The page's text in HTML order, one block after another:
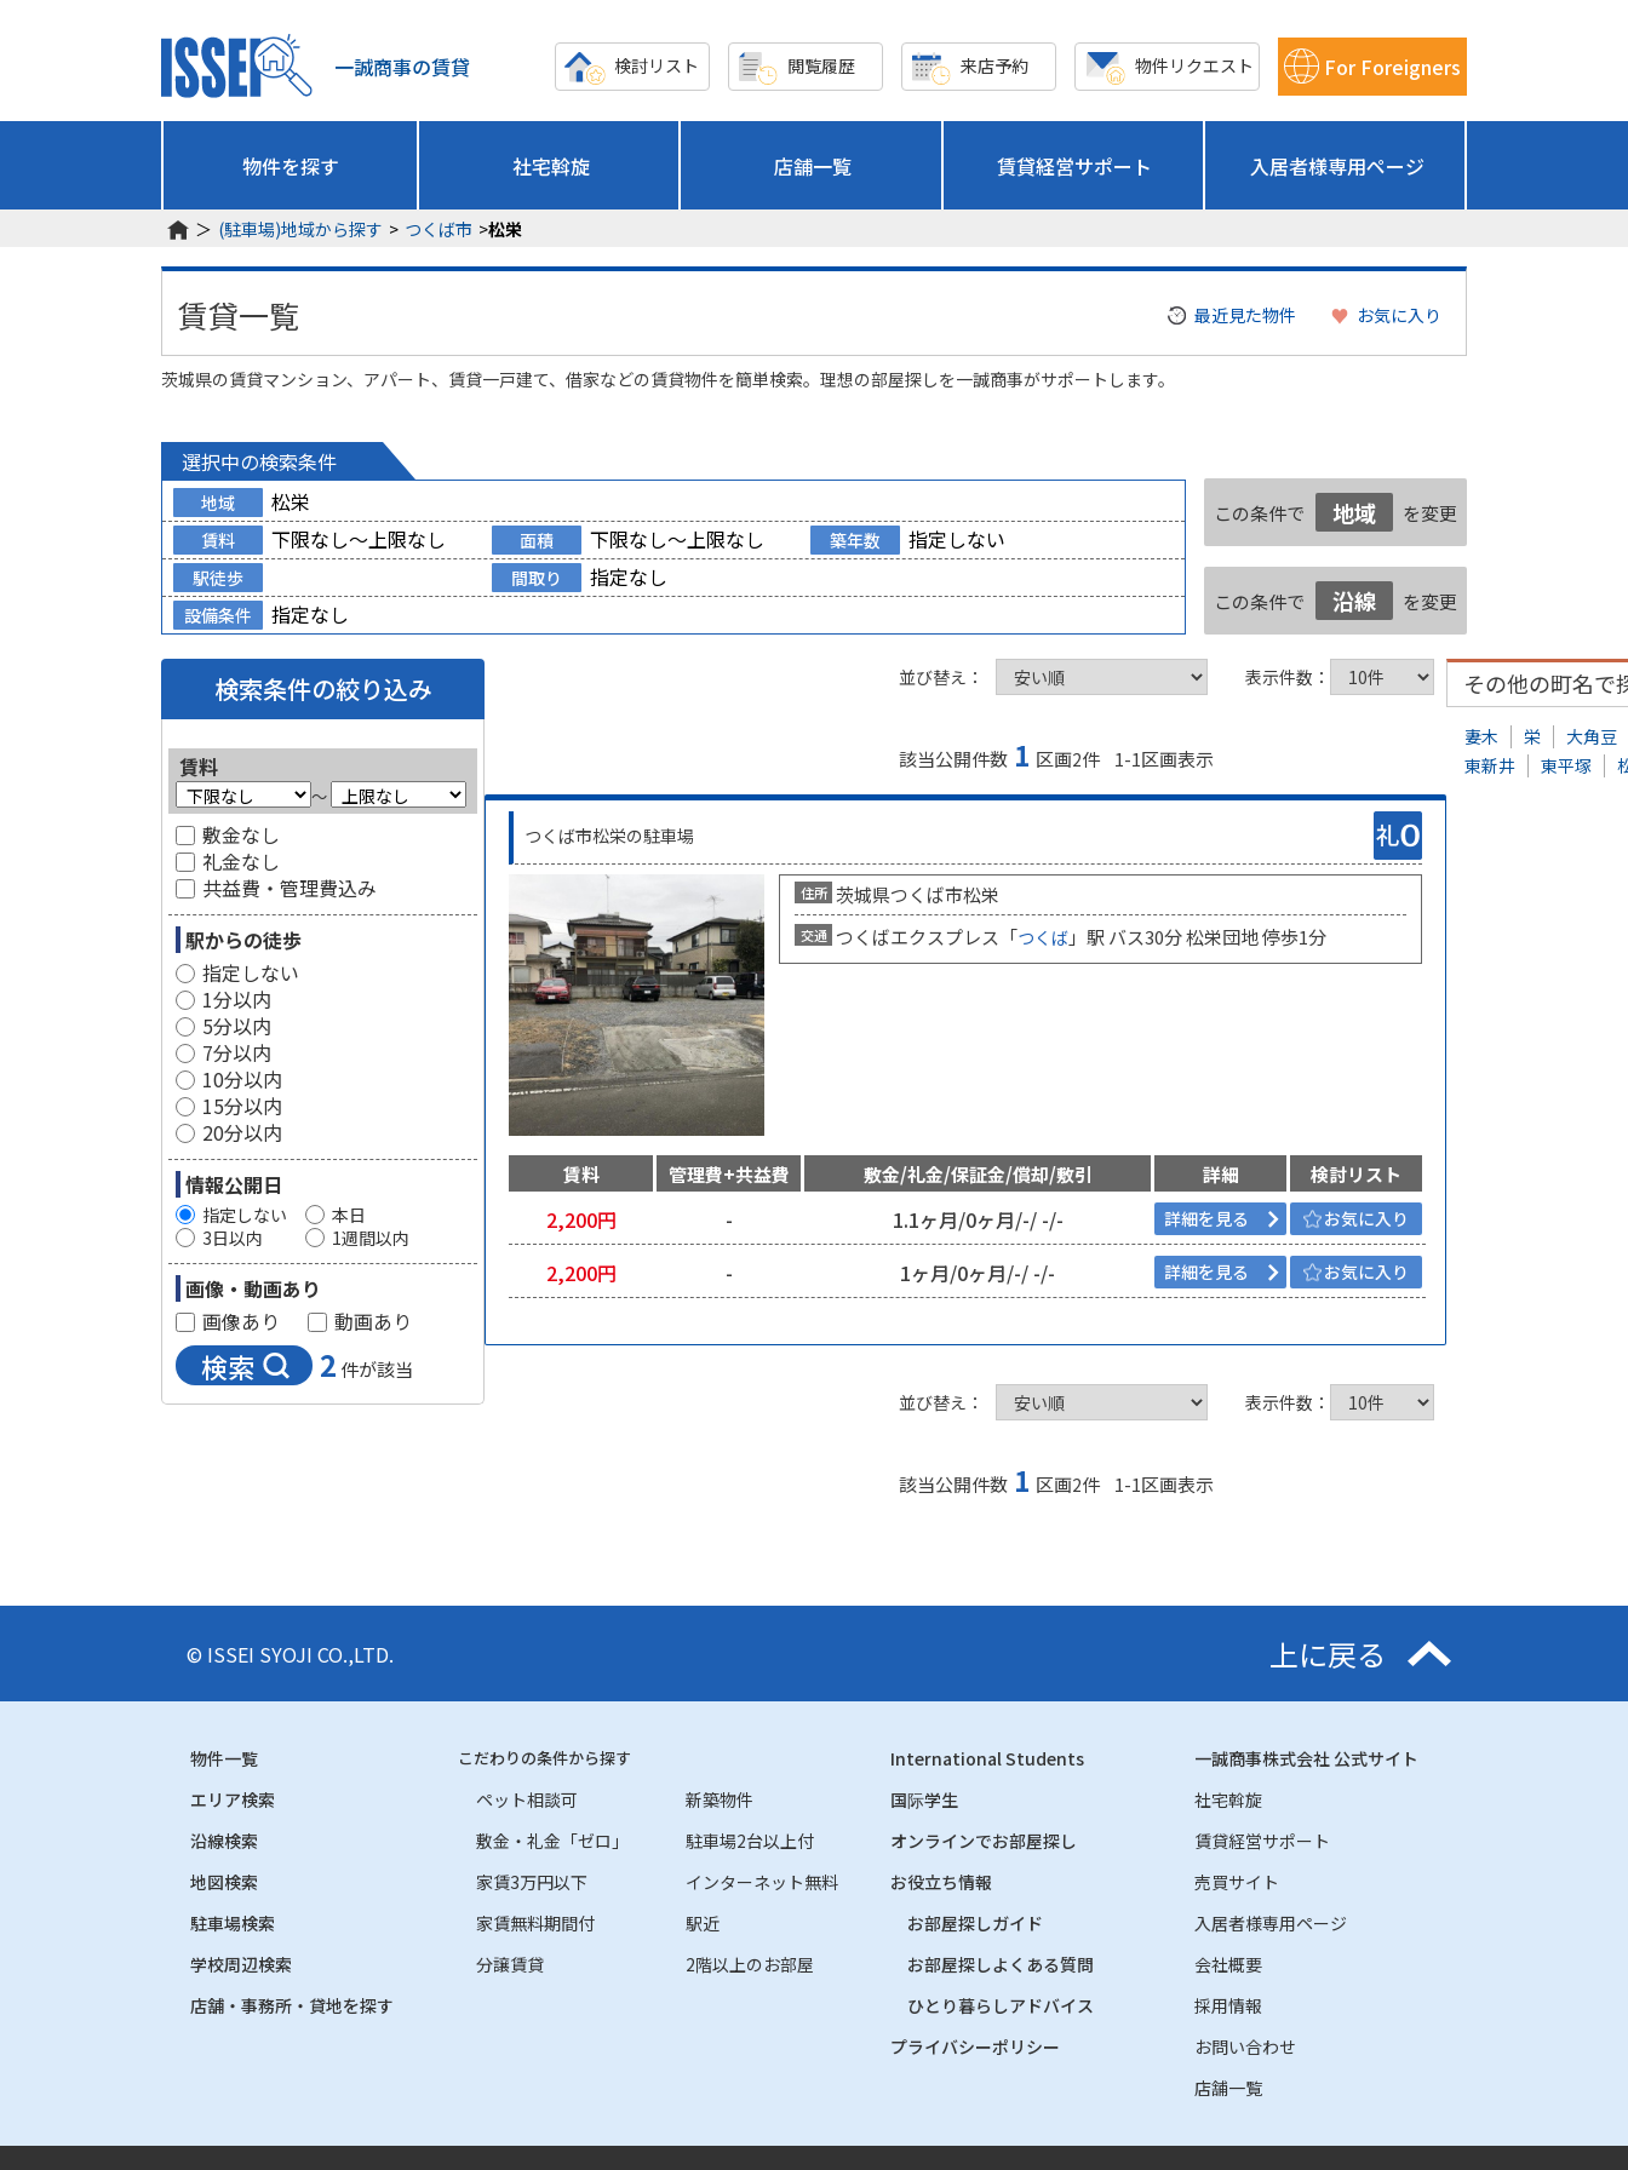
一誠商事の賃貸 検討リスト 閲覧履歴 来店予約 物件リクエスト For Foreigners
物件を探す 社宅斡旋 店舗一覧 賃貸経営サポート 入居者様専用ページ
＞ (駐車場)地域から探す > つくば市 >松栄
賃貸一覧 最近見た物件 お気に入り
茨城県の賃貸マンション、アパート、賃貸一戸建て、借家などの賃貸物件を簡単検索。理想の部屋探しを一誠商事がサポートします。
選択中の検索条件
地域 松栄
賃料 下限なし～上限なし 面積 下限なし～上限なし 築年数 指定しない
駅徒歩 間取り 指定なし
設備条件 指定なし
この条件で 地域 を変更
この条件で 沿線 を変更
検索条件の絞り込み
賃料
～
敷金なし
礼金なし
共益費・管理費込み
駅からの徒歩
指定しない
1分以内
5分以内
7分以内
10分以内
15分以内
20分以内
情報公開日
指定しない
本日
3日以内
1週間以内
画像・動画あり
画像あり
動画あり
検索 2 件が該当
並び替え： 表示件数：
該当公開件数 1 区画2件 1-1区画表示
つくば市松栄の駐車場
住所 茨城県つくば市松栄
交通 つくばエクスプレス「つくば 」駅 バス30分 松栄団地 停歩1分
賃料 管理費+共益費 敷金/礼金/保証金/償却/敷引 詳細 検討リスト
2,200円 - 1.1ヶ月/0ヶ月/-/ -/- 詳細を見る お気に入り
2,200円 - 1ヶ月/0ヶ月/-/ -/- 詳細を見る お気に入り
並び替え： 表示件数：
該当公開件数 1 区画2件 1-1区画表示
その他の町名で
妻木 栄
大角豆
東新井
東平塚
© ISSEI SYOJI CO.,LTD. 上に戻る
物件一覧
エリア検索
沿線検索
地図検索
駐車場検索
学校周辺検索
店舗・事務所・貸地を探す
こだわりの条件から探す
ペット相談可
敷金・礼金「ゼロ」
家賃3万円以下
家賃無料期間付
分譲賃貸
新築物件
駐車場2台以上付
インターネット無料
駅近
2階以上のお部屋
International Students
国际学生
オンラインでお部屋探し
お役立ち情報
お部屋探しガイド
お部屋探しよくある質問
ひとり暮らしアドバイス
プライバシーポリシー
一誠商事株式会社 公式サイト
社宅斡旋
賃貸経営サポート
売買サイト
入居者様専用ページ
会社概要
採用情報
お問い合わせ
店舗一覧